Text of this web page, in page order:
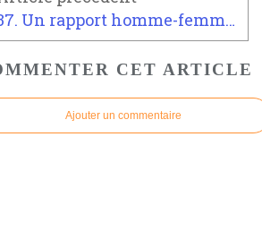
737. Un rapport homme-femme différent.
CET ARTICLE
Ajouter un commentaire